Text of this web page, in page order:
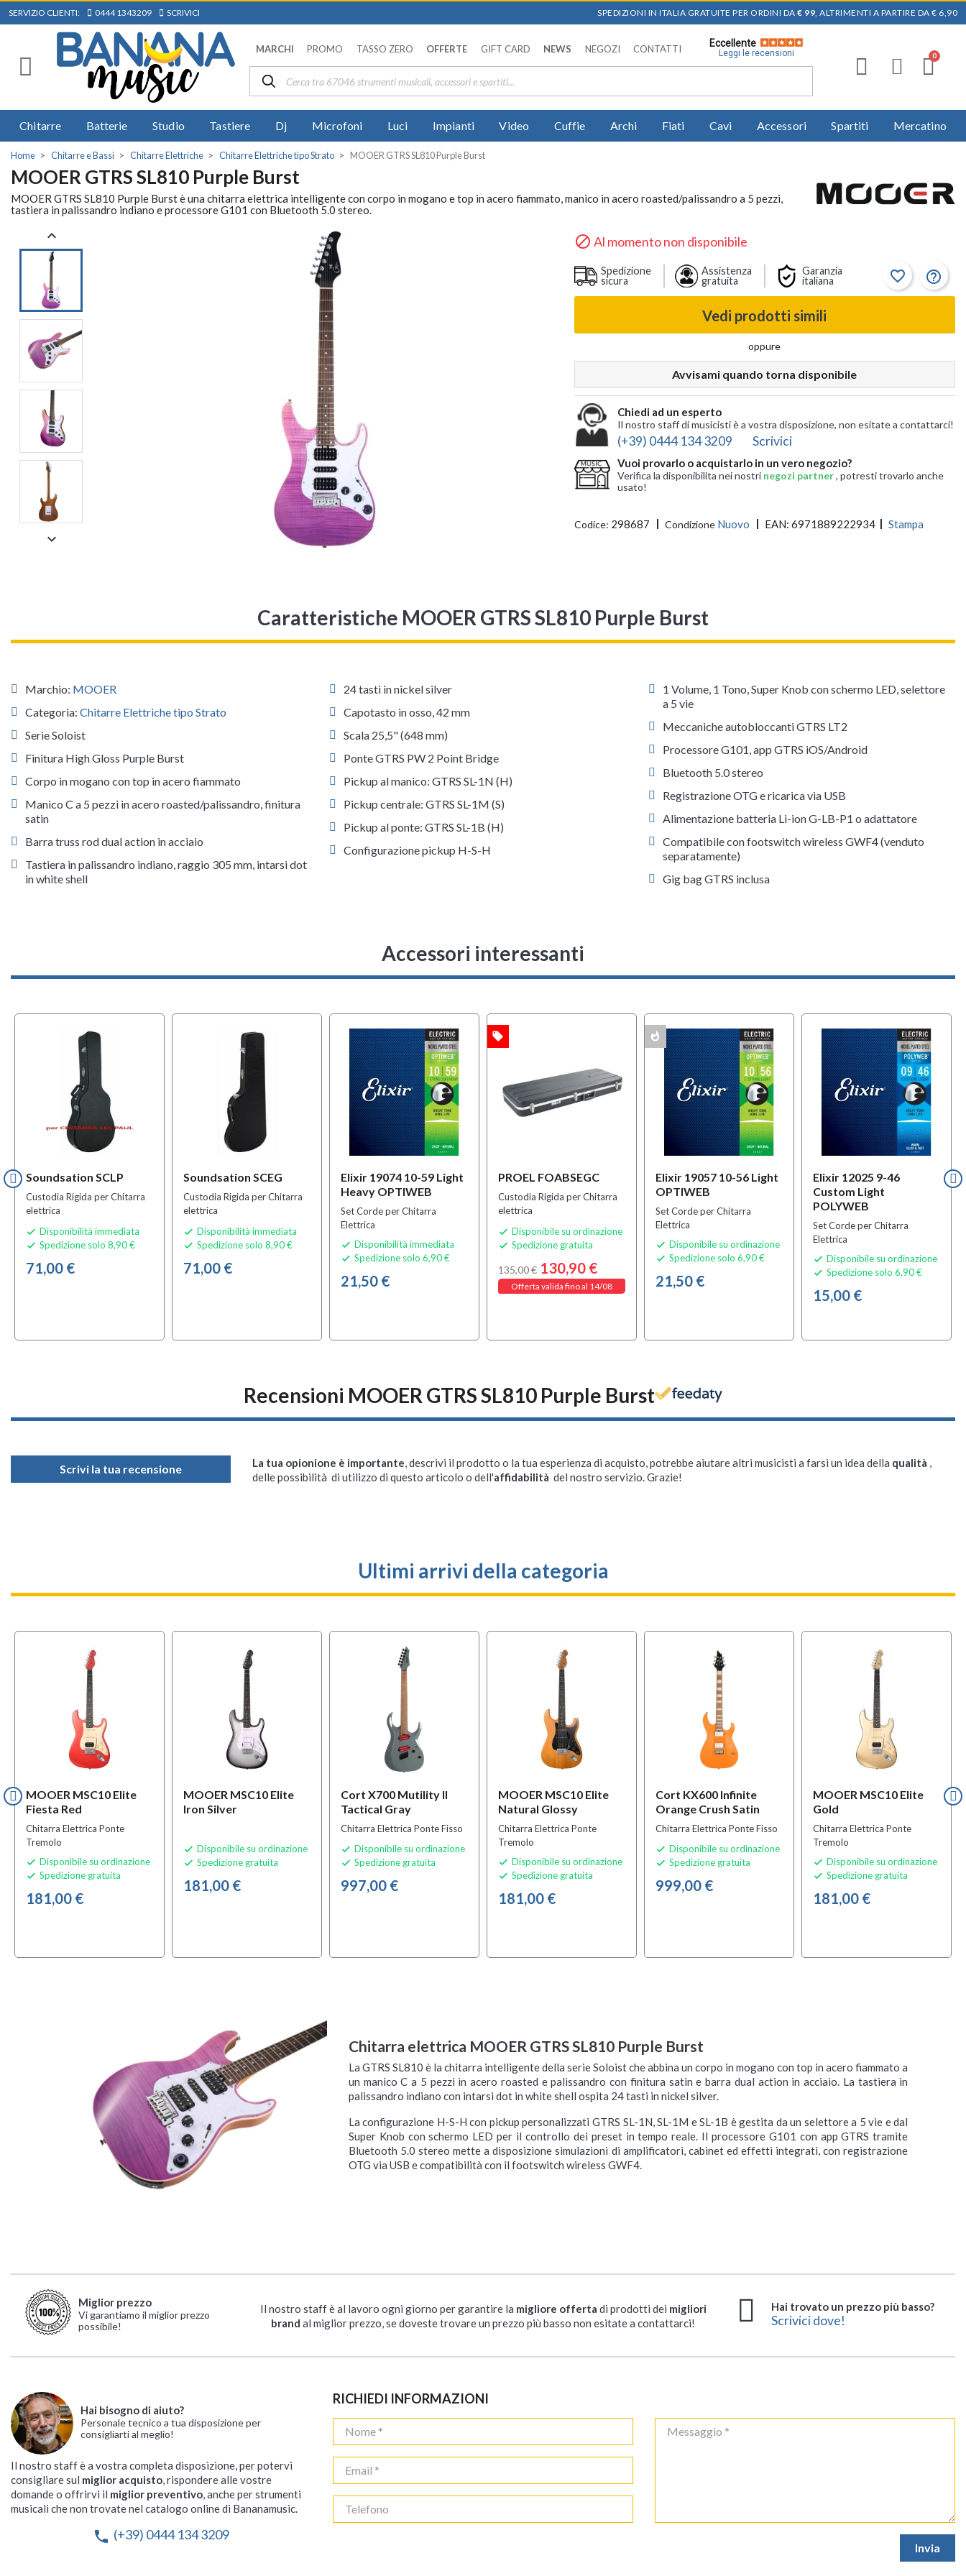
SERVIZIO CLIENTI: 0444 1343209 SCRIVICI SPEDIZIONI IN ITALIA GRATUITE PER ORDINI DA € 99, ALTRIMENTI A PARTIRE DA € 6,90
MARCHI PROMO TASSO ZERO OFFERTE GIFT CARD NEWS NEGOZI CONTATTI
Eccellente
Leggi le recensioni
Chitarre Batterie Studio Tastiere Dj Microfoni Luci Impianti Video Cuffie Archi Fiati Cavi Accessori Spartiti Mercatino
Home Chitarre e Bassi Chitarre Elettriche Chitarre Elettriche tipo Strato MOOER GTRS SL810 Purple Burst
MOOER GTRS SL810 Purple Burst
MOOER GTRS SL810 Purple Burst è una chitarra elettrica intelligente con corpo in mogano e top in acero fiammato, manico in acero roasted/palissandro a 5 pezzi,
tastiera in palissandro indiano e processore G101 con Bluetooth 5.0 stereo.


 Al momento non disponibile
Spedizione
sicura
Assistenza
gratuita
Garanzia
italiana
favorite_border help_outline
Vedi prodotti simili
oppure
Avvisami quando torna disponibile
Chiedi ad un esperto
Il nostro staff di musicisti è a vostra disposizione, non esitate a contattarci!
(+39) 0444 134 3209 Scrivici
Vuoi provarlo o acquistarlo in un vero negozio?
Verifica la disponibilita nei nostri negozi partner, potresti trovarlo anche
usato!
Codice: 298687 Condizione Nuovo EAN: 6971889222934 Stampa
Caratteristiche MOOER GTRS SL810 Purple Burst
Marchio: MOOER
Categoria: Chitarre Elettriche tipo Strato
Serie Soloist
Finitura High Gloss Purple Burst
Corpo in mogano con top in acero fiammato
Manico C a 5 pezzi in acero roasted/palissandro, finitura
satin
Barra truss rod dual action in acciaio
Tastiera in palissandro indiano, raggio 305 mm, intarsi dot
in white shell
24 tasti in nickel silver
Capotasto in osso, 42 mm
Scala 25,5" (648 mm)
Ponte GTRS PW 2 Point Bridge
Pickup al manico: GTRS SL-1N (H)
Pickup centrale: GTRS SL-1M (S)
Pickup al ponte: GTRS SL-1B (H)
Configurazione pickup H-S-H
1 Volume, 1 Tono, Super Knob con schermo LED, selettore
a 5 vie
Meccaniche autobloccanti GTRS LT2
Processore G101, app GTRS iOS/Android
Bluetooth 5.0 stereo
Registrazione OTG e ricarica via USB
Alimentazione batteria Li-ion G-LB-P1 o adattatore
Compatibile con footswitch wireless GWF4 (venduto
separatamente)
Gig bag GTRS inclusa
Accessori interessanti
Soundsation SCLP
Custodia Rigida per Chitarra
elettrica
 Disponibilità immediata
 Spedizione solo 8,90 €
71,00 €
Soundsation SCEG
Custodia Rigida per Chitarra
elettrica
 Disponibilità immediata
 Spedizione solo 8,90 €
71,00 €
Elixir 19074 10-59 Light
Heavy OPTIWEB
Set Corde per Chitarra
Elettrica
 Disponibilità immediata
 Spedizione solo 6,90 €
21,50 €
PROEL FOABSEGC
Custodia Rigida per Chitarra
elettrica
 Disponibile su ordinazione
 Spedizione gratuita
135,00 € 130,90 €
Offerta valida fino al 14/08
OFFERTA local_offer
Elixir 19057 10-56 Light
OPTIWEB
Set Corde per Chitarra
Elettrica
 Disponibile su ordinazione
 Spedizione solo 6,90 €
21,50 €
whatshot
Elixir 12025 9-46
Custom Light
POLYWEB
Set Corde per Chitarra
Elettrica
 Disponibile su ordinazione
 Spedizione solo 6,90 €
15,00 €
Recensioni MOOER GTRS SL810 Purple Burst
Scrivi la tua recensione La tua opionione è importante, descrivi il prodotto o la tua esperienza di acquisto, potrebbe aiutare altri musicisti a farsi un idea della qualità ,
delle possibilità di utilizzo di questo articolo o dell'affidabilità del nostro servizio. Grazie!
Ultimi arrivi della categoria
MOOER MSC10 Elite
Fiesta Red
Chitarra Elettrica Ponte
Tremolo
 Disponibile su ordinazione
 Spedizione gratuita
181,00 €
MOOER MSC10 Elite
Iron Silver
 Disponibile su ordinazione
 Spedizione gratuita
181,00 €
Cort X700 Mutility II
Tactical Gray
Chitarra Elettrica Ponte Fisso
 Disponibile su ordinazione
 Spedizione gratuita
997,00 €
MOOER MSC10 Elite
Natural Glossy
Chitarra Elettrica Ponte
Tremolo
 Disponibile su ordinazione
 Spedizione gratuita
181,00 €
Cort KX600 Infinite
Orange Crush Satin
Chitarra Elettrica Ponte Fisso
 Disponibile su ordinazione
 Spedizione gratuita
999,00 €
MOOER MSC10 Elite
Gold
Chitarra Elettrica Ponte
Tremolo
 Disponibile su ordinazione
 Spedizione gratuita
181,00 €
Chitarra elettrica MOOER GTRS SL810 Purple Burst
La GTRS SL810 è la chitarra intelligente della serie Soloist che abbina un corpo in mogano con top in acero fiammato a
un manico C a 5 pezzi in acero roasted e palissandro con finitura satin e barra dual action in acciaio. La tastiera in
palissandro indiano con intarsi dot in white shell ospita 24 tasti in nickel silver.
La configurazione H-S-H con pickup personalizzati GTRS SL-1N, SL-1M e SL-1B è gestita da un selettore a 5 vie e dal
Super Knob con schermo LED per il controllo dei preset in tempo reale. Il processore G101 con app GTRS tramite
Bluetooth 5.0 stereo mette a disposizione simulazioni di amplificatori, cabinet ed effetti integrati, con registrazione
OTG via USB e compatibilità con il footswitch wireless GWF4.
Miglior prezzo
Vi garantiamo il miglior prezzo
possibile!
Il nostro staff è al lavoro ogni giorno per garantire la migliore offerta di prodotti dei migliori
brand al miglior prezzo, se doveste trovare un prezzo più basso non esitate a contattarci!
Hai trovato un prezzo più basso?
Scrivici dove!
Hai bisogno di aiuto?
Personale tecnico a tua disposizione per
consigliarti al meglio!
Il nostro staff è a vostra completa disposizione, per potervi
consigliare sul miglior acquisto, rispondere alle vostre
domande o offrirvi il miglior preventivo, anche per strumenti
musicali che non trovate nel catalogo online di Bananamusic.
phone (+39) 0444 134 3209
RICHIEDI INFORMAZIONI